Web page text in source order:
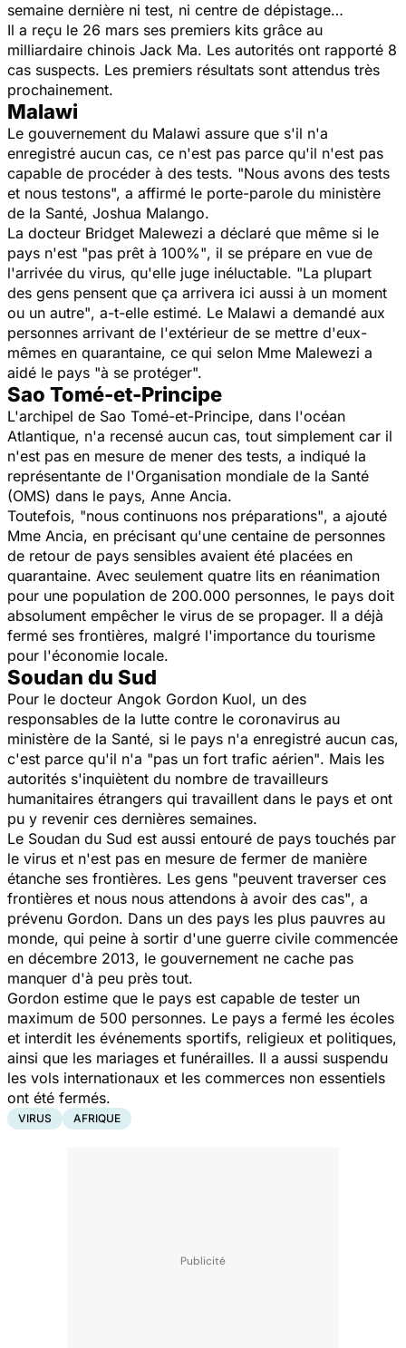
semaine dernière ni test, ni centre de dépistage…
Il a reçu le 26 mars ses premiers kits grâce au
milliardaire chinois Jack Ma. Les autorités ont rapporté 8
cas suspects. Les premiers résultats sont attendus très
prochainement.
Malawi
Le gouvernement du Malawi assure que s'il n'a
enregistré aucun cas, ce n'est pas parce qu'il n'est pas
capable de procéder à des tests. "Nous avons des tests
et nous testons", a affirmé le porte-parole du ministère
de la Santé, Joshua Malango.
La docteur Bridget Malewezi a déclaré que même si le
pays n'est "pas prêt à 100%", il se prépare en vue de
l'arrivée du virus, qu'elle juge inéluctable. "La plupart
des gens pensent que ça arrivera ici aussi à un moment
ou un autre", a-t-elle estimé. Le Malawi a demandé aux
personnes arrivant de l'extérieur de se mettre d'eux-
mêmes en quarantaine, ce qui selon Mme Malewezi a
aidé le pays "à se protéger".
Sao Tomé-et-Principe
L'archipel de Sao Tomé-et-Principe, dans l'océan
Atlantique, n'a recensé aucun cas, tout simplement car il
n'est pas en mesure de mener des tests, a indiqué la
représentante de l'Organisation mondiale de la Santé
(OMS) dans le pays, Anne Ancia.
Toutefois, "nous continuons nos préparations", a ajouté
Mme Ancia, en précisant qu'une centaine de personnes
de retour de pays sensibles avaient été placées en
quarantaine. Avec seulement quatre lits en réanimation
pour une population de 200.000 personnes, le pays doit
absolument empêcher le virus de se propager. Il a déjà
fermé ses frontières, malgré l'importance du tourisme
pour l'économie locale.
Soudan du Sud
Pour le docteur Angok Gordon Kuol, un des
responsables de la lutte contre le coronavirus au
ministère de la Santé, si le pays n'a enregistré aucun cas,
c'est parce qu'il n'a "pas un fort trafic aérien". Mais les
autorités s'inquiètent du nombre de travailleurs
humanitaires étrangers qui travaillent dans le pays et ont
pu y revenir ces dernières semaines.
Le Soudan du Sud est aussi entouré de pays touchés par
le virus et n'est pas en mesure de fermer de manière
étanche ses frontières. Les gens "peuvent traverser ces
frontières et nous nous attendons à avoir des cas", a
prévenu Gordon. Dans un des pays les plus pauvres au
monde, qui peine à sortir d'une guerre civile commencée
en décembre 2013, le gouvernement ne cache pas
manquer d'à peu près tout.
Gordon estime que le pays est capable de tester un
maximum de 500 personnes. Le pays a fermé les écoles
et interdit les événements sportifs, religieux et politiques,
ainsi que les mariages et funérailles. Il a aussi suspendu
les vols internationaux et les commerces non essentiels
ont été fermés.
VIRUS AFRIQUE